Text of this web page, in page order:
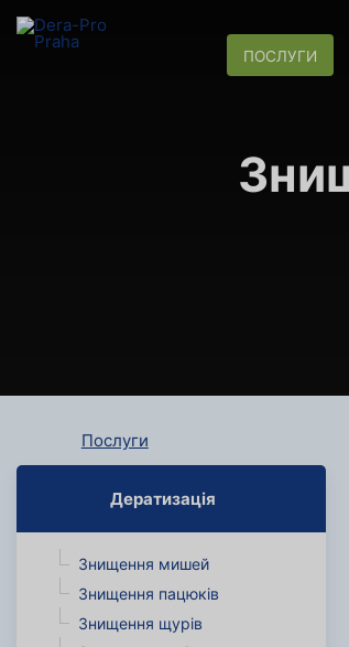
ПОСЛУГИ
Послуги
Дератизація
Знищення мишей
Знищення пацюків
Знищення щурів